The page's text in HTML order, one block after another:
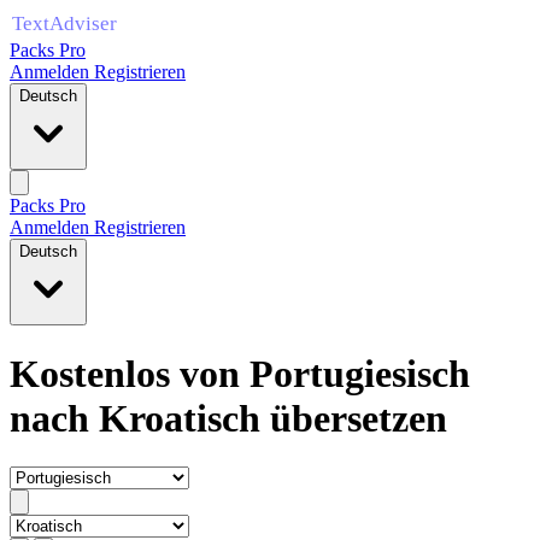
Packs Pro
Anmelden Registrieren
Deutsch
Packs Pro
Anmelden Registrieren
Deutsch
Kostenlos von Portugiesisch
nach Kroatisch übersetzen